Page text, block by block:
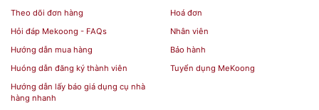
mềm mại, phối sắc xanh ngọc bích
tinh tế trên nền men trắng ngà, biểu
tượng cho sự viên mãn, hạnh phúc và
Theo dõi đơn hàng
Hỏi đáp Mekoong - FAQs
Hướng dẫn mua hàng
Huóng dẫn đăng ký thành viên
Hướng dẫn lấy báo giá dụng cụ nhà
hàng nhanh
Hoá đơn
Nhân viên
Bảo hành
Tuyển dụng MeKoong